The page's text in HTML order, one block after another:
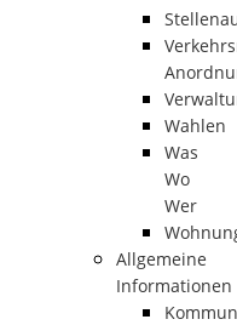
Wahlen
Was
Wo
Wer
Allgemeine
Informationen